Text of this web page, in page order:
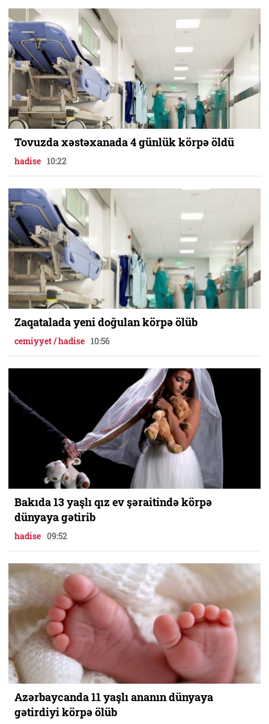
Tovuzda xəstəxanada 4 günlük körpə öldü
hadise 10:22
Zaqatalada yeni doğulan körpə ölüb
cemiyyet / hadise 10:56
Bakıda 13 yaşlı qız ev şəraitində körpə
dünyaya gətirib
hadise 09:52
Azərbaycanda 11 yaşlı ananın dünyaya
gətirdiyi körpə ölüb